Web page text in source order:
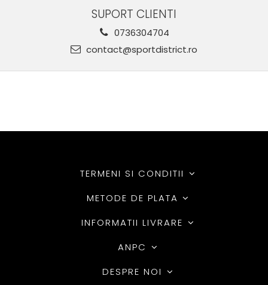
SUPORT CLIENTI
0736304704
contact@sportdistrict.ro
TERMENI SI CONDITII
METODE DE PLATA
INFORMATII LIVRARE
ANPC
DESPRE NOI